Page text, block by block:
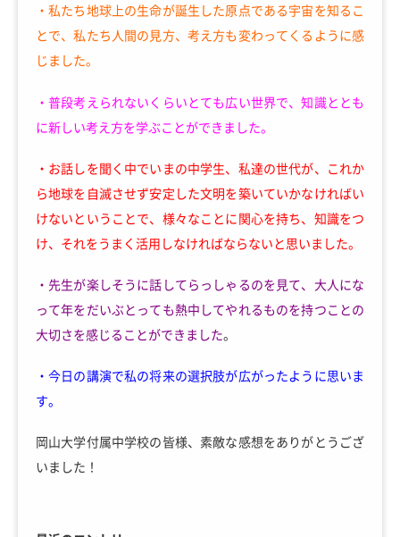
・私たち地球上の生命が誕生した原点である宇宙を知るこ
とで、私たち人間の見方、考え方も変わってくるように感
じました。
・普段考えられないくらいとても広い世界で、知識ととも
に新しい考え方を学ぶことができました。
・お話しを聞く中でいまの中学生、私達の世代が、これか
ら地球を自滅させず安定した文明を築いていかなければい
けないということで、様々なことに関心を持ち、知識をつ
け、それをうまく活用しなければならないと思いました。
・先生が楽しそうに話してらっしゃるのを見て、大人にな
って年をだいぶとっても熱中してやれるものを持つことの
大切さを感じることができました。
・今日の講演で私の将来の選択肢が広がったように思いま
す。
岡山大学付属中学校の皆様、素敵な感想をありがとうござ
いました！